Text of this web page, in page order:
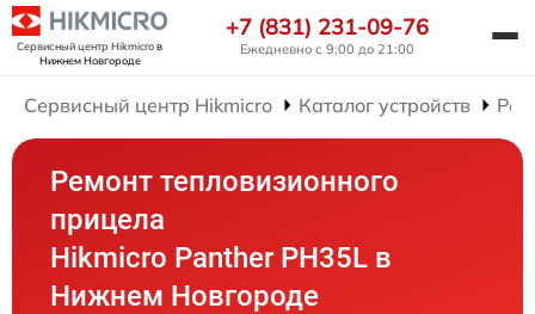
Сервисный центр Hikmicroв
Нижнем Новгороде
+7 (831) 231-09-76
Ежедневно с 9:00 до 21:00
Сервисный центр Hikmicro Каталог устройств
Ремонт тепловизионного
прицела
Hikmicro Panther PH35L в
Нижнем Новгороде